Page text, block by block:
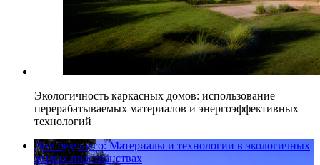
Экологичность каркасных домов: использование
перерабатываемых материалов и энергоэффективных
технологий
Дом будущего: Материалы и технологии в экологичных
жилых пространствах